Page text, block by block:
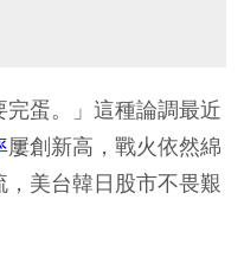
完蛋。」這種論調最近
屢創新高，戰火依然綿
美台韓日股市不畏艱